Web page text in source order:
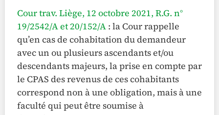
Cour trav. Liège, 12 octobre 2021, R.G. n°
19/2542/A et 20/152/A : la Cour rappelle
qu’en cas de cohabitation du demandeur
avec un ou plusieurs ascendants et/ou
descendants majeurs, la prise en compte par
le CPAS des revenus de ces cohabitants
correspond non à une obligation, mais à une
faculté qui peut être soumise à